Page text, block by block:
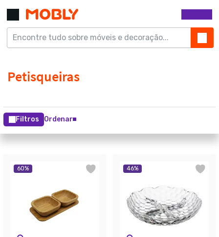
Filtros Ordenar
60% 46%